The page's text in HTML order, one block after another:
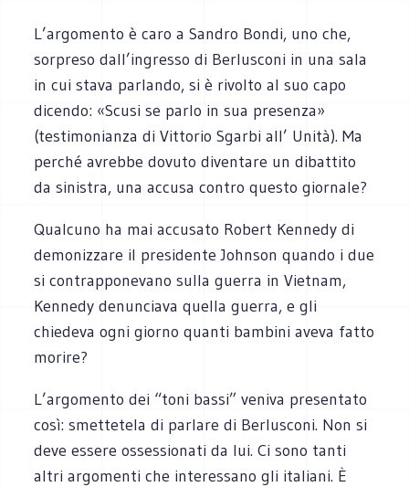
L’argomento è caro a Sandro Bondi, uno che,
sorpreso dall’ingresso di Berlusconi in una sala
in cui stava parlando, si è rivolto al suo capo
dicendo: «Scusi se parlo in sua presenza»
(testimonianza di Vittorio Sgarbi all’ Unità). Ma
perché avrebbe dovuto diventare un dibattito
da sinistra, una accusa contro questo giornale?
Qualcuno ha mai accusato Robert Kennedy di
demonizzare il presidente Johnson quando i due
si contrapponevano sulla guerra in Vietnam,
Kennedy denunciava quella guerra, e gli
chiedeva ogni giorno quanti bambini aveva fatto
morire?
L’argomento dei “toni bassi” veniva presentato
così: smettetela di parlare di Berlusconi. Non si
deve essere ossessionati da lui. Ci sono tanti
altri argomenti che interessano gli italiani. È